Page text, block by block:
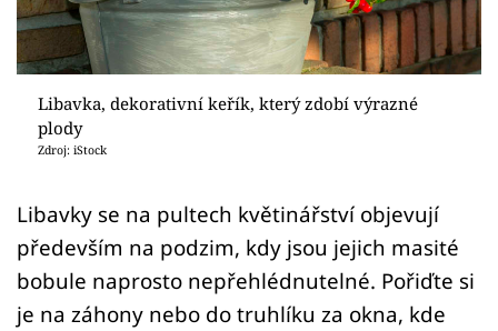
Přihlášení
Sledujte nás
Libavka, dekorativní keřík, který zdobí výrazné
plody
Zdroj: iStock
Libavky se na pultech květinářství objevují
především na podzim, kdy jsou jejich masité
bobule naprosto nepřehlédnutelné. Pořiďte si
je na záhony nebo do truhlíku za okna, kde